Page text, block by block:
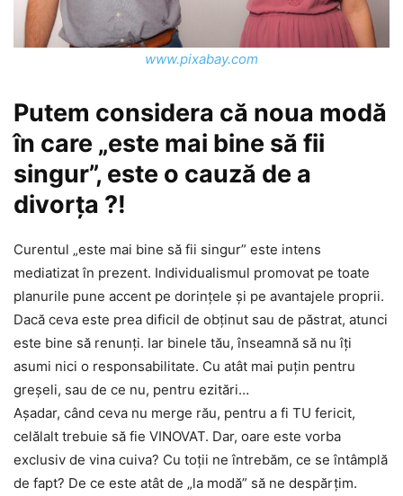
www.pixabay.com
Putem considera că noua modă
în care „este mai bine să fii
singur”, este o cauză de a
divorţa ?!
Curentul „este mai bine să fii singur” este intens
mediatizat în prezent. Individualismul promovat pe toate
planurile pune accent pe dorinţele şi pe avantajele proprii.
Dacă ceva este prea dificil de obţinut sau de păstrat, atunci
este bine să renunţi. Iar binele tău, înseamnă să nu îţi
asumi nici o responsabilitate. Cu atât mai puţin pentru
greşeli, sau de ce nu, pentru ezitări…
Aşadar, când ceva nu merge rău, pentru a fi TU fericit,
celălalt trebuie să fie VINOVAT. Dar, oare este vorba
exclusiv de vina cuiva? Cu toţii ne întrebăm, ce se întâmplă
de fapt? De ce este atât de „la modă” să ne despărţim.